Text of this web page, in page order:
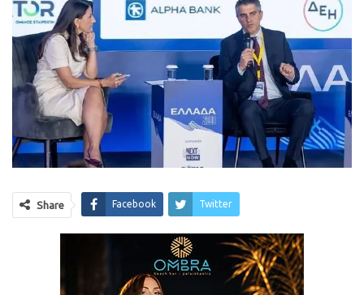
Share Facebook Twitter